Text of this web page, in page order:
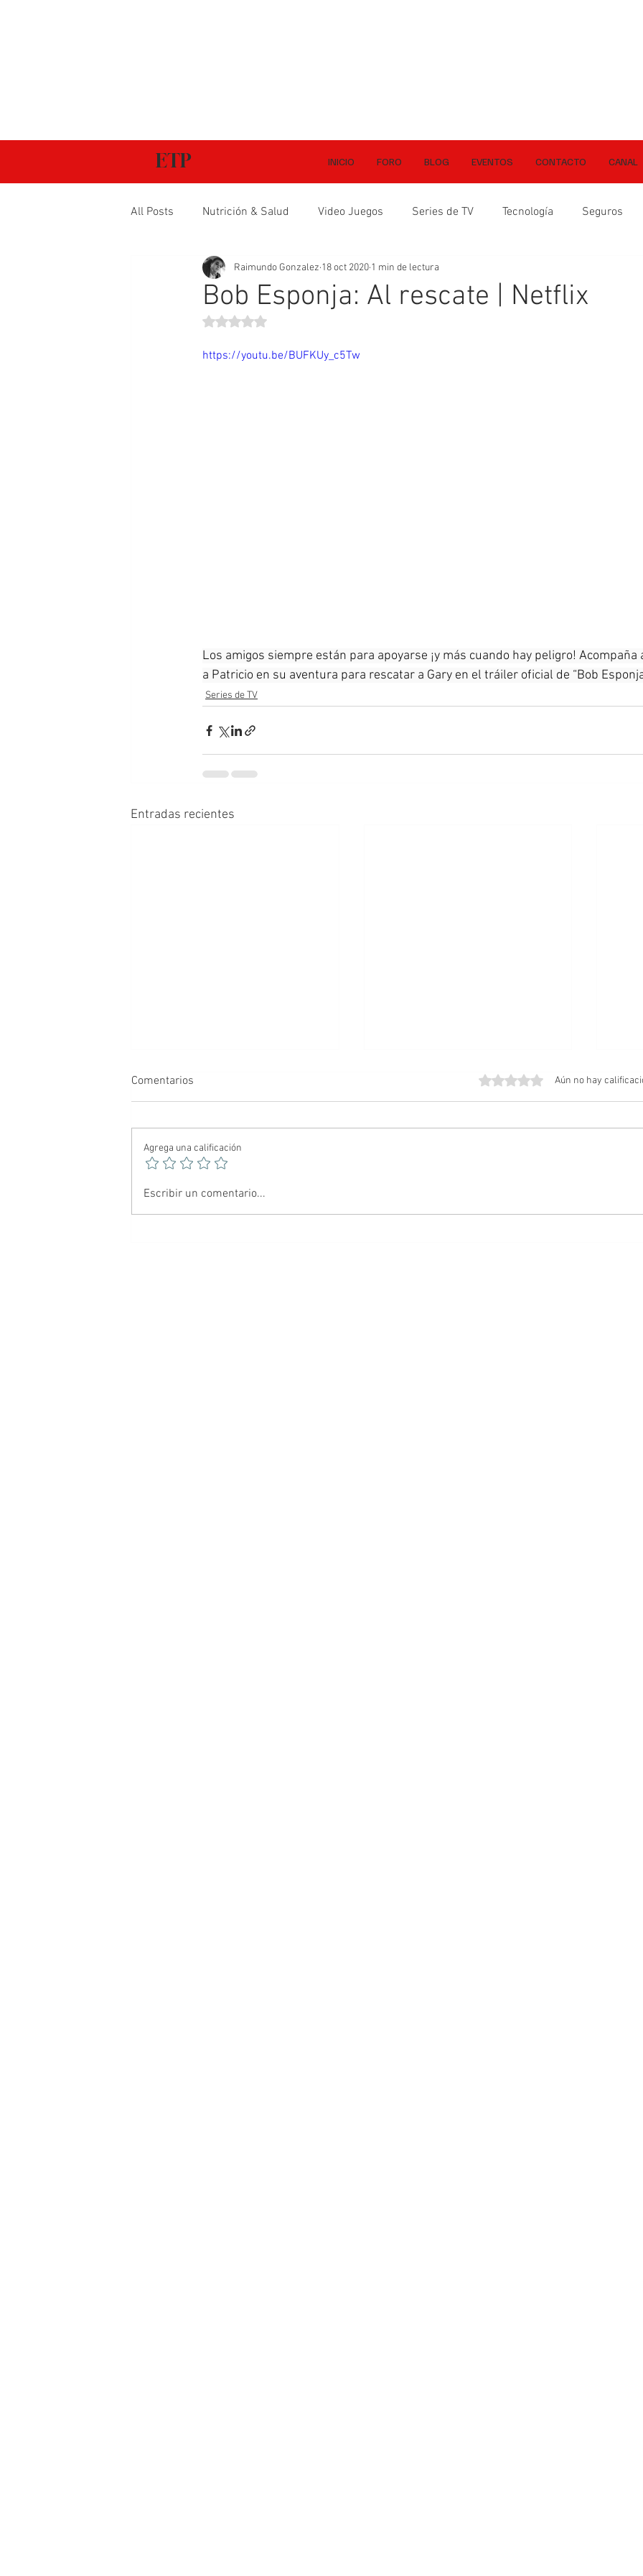
INICIO FORO BLOG EVENTOS CONTACTO CANAL
ETP
All Posts Nutrición & Salud Video Juegos Series de TV Tecnología Seguros
Bob Esponja: Al rescate | Netflix
Raimundo Gonzalez 18 oct 2020 1 min de lectura
Obtuvo NaN de 5 estrellas.
https://youtu.be/BUFKUy_c5Tw
Los amigos siempre están para apoyarse ¡y más cuando hay peligro! Acompaña
a Patricio en su aventura para rescatar a Gary en el tráiler oficial de “Bob
Series de TV
Entradas recientes
🕷️ Spider-Noir: El Hombre
Araña más oscuro del
Comentarios Obtuvo 0 de 5 estrellas.
Aún no hay
Agrega una calificación
Escribir un comentario...